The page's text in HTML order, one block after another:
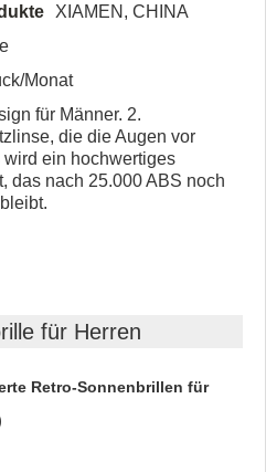
XIAMEN, CHINA
Monat
für Männer. 2.
die die Augen vor
ein hochwertiges
das nach 25.000 ABS noch
für Herren
Retro-Sonnenbrillen für